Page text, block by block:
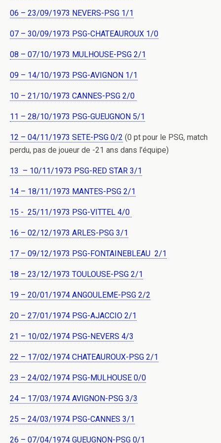
06 – 23/09/1973 NEVERS-PSG 1/1
07 – 30/09/1973 PSG-CHATEAUROUX 1/0
08 – 07/10/1973 MULHOUSE-PSG 2/1
09 – 14/10/1973 PSG-AVIGNON 1/1
10 – 21/10/1973 CANNES-PSG 2/0
11 – 28/10/1973 PSG-GUEUGNON 5/1
12 – 04/11/1973 SETE-PSG 0/2 (0 pt pour le PSG, match
perdu, pas de joueur de -21 ans dans l’équipe)
13 – 10/11/1973 PSG-RED STAR 3/1
14 – 18/11/1973 MANTES-PSG 2/1
15 - 25/11/1973 PSG-VITTEL 4/0
16 – 02/12/1973 ARLES-PSG 3/1
17 – 09/12/1973 PSG-FONTAINEBLEAU 2/1
18 – 23/12/1973 TOULOUSE-PSG 2/1
19 – 20/01/1974 ANGOULEME-PSG 2/2
20 – 27/01/1974 PSG-AJACCIO 2/1
21 – 10/02/1974 PSG-NEVERS 4/3
22 – 17/02/1974 CHATEAUROUX-PSG 2/1
23 – 24/02/1974 PSG-MULHOUSE 0/0
24 – 17/03/1974 AVIGNON-PSG 3/3
25 – 24/03/1974 PSG-CANNES 3/1
26 – 07/04/1974 GUEUGNON-PSG 0/1